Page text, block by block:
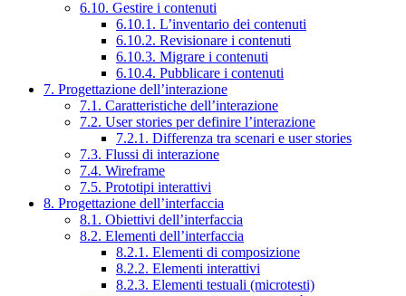
6.10. Gestire i contenuti
6.10.1. L’inventario dei contenuti
6.10.2. Revisionare i contenuti
6.10.3. Migrare i contenuti
6.10.4. Pubblicare i contenuti
7. Progettazione dell’interazione
7.1. Caratteristiche dell’interazione
7.2. User stories per definire l’interazione
7.2.1. Differenza tra scenari e user stories
7.3. Flussi di interazione
7.4. Wireframe
7.5. Prototipi interattivi
8. Progettazione dell’interfaccia
8.1. Obiettivi dell’interfaccia
8.2. Elementi dell’interfaccia
8.2.1. Elementi di composizione
8.2.2. Elementi interattivi
8.2.3. Elementi testuali (microtesti)